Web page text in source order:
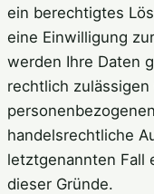
ein berechtigtes
eine Einwilligung
werden Ihre Daten
rechtlich
handelsrechtliche
letztgenannten Fall
dieser Gründe.